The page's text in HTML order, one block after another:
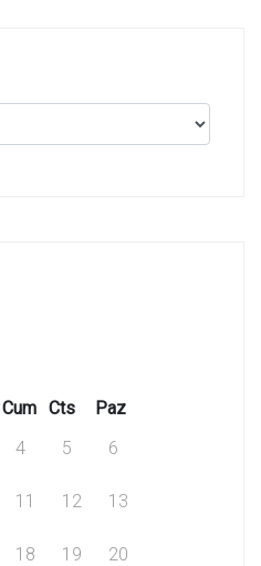
Cum Cts
Paz
4 5 6
11 12 13
18 19 20